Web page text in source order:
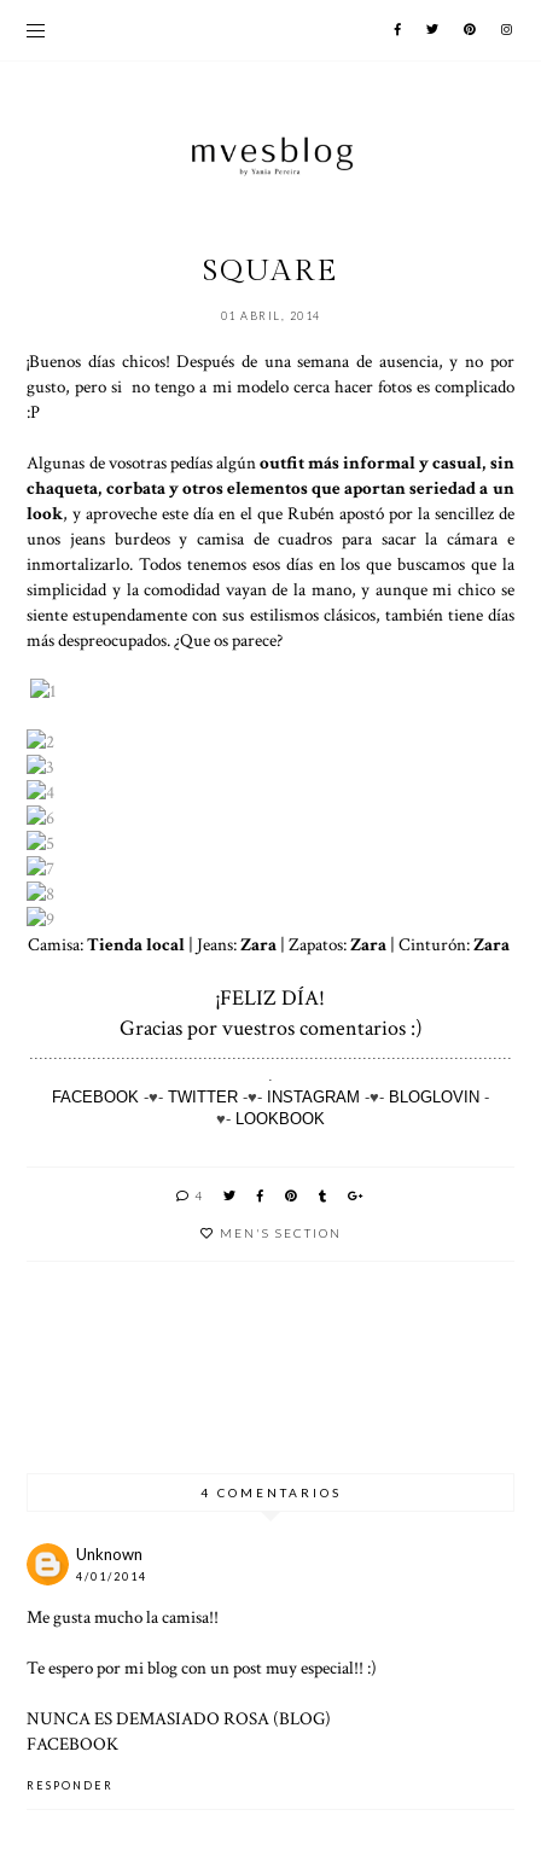
SQUARE
01 ABRIL, 2014
¡Buenos días chicos! Después de una semana de ausencia, y no por
gusto, pero si no tengo a mi modelo cerca hacer fotos es complicado
:P
Algunas de vosotras pedías algúnoutfit más informal y casual, sin
chaqueta, corbata y otros elementos que aportan seriedad a un
look, y aproveche este día en el que Rubén apostó por la sencillez de
unos jeans burdeos y camisa de cuadros para sacar la cámara e
inmortalizarlo. Todos tenemos esos días en los que buscamos que la
simplicidad y la comodidad vayan de la mano, y aunque mi chico se
siente estupendamente con sus estilismos clásicos, también tiene días
más despreocupados. ¿Que os parece?
Camisa:Tienda local | Jeans:Zara | Zapatos:Zara | Cinturón:Zara
¡FELIZ DÍA!
Gracias por vuestros comentarios :)
....................................................................................................
.
FACEBOOK -♥- TWITTER -♥- INSTAGRAM -♥- BLOGLOVIN -
♥- LOOKBOOK
4
MEN'S SECTION
4 COMENTARIOS
Unknown
4/01/2014
Me gusta mucho la camisa!!
Te espero por mi blog con un post muy especial!! :)
NUNCA ES DEMASIADO ROSA (BLOG)
FACEBOOK
RESPONDER